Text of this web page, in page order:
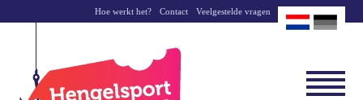
Hoe werkt het? Contact Veelgestelde vragen